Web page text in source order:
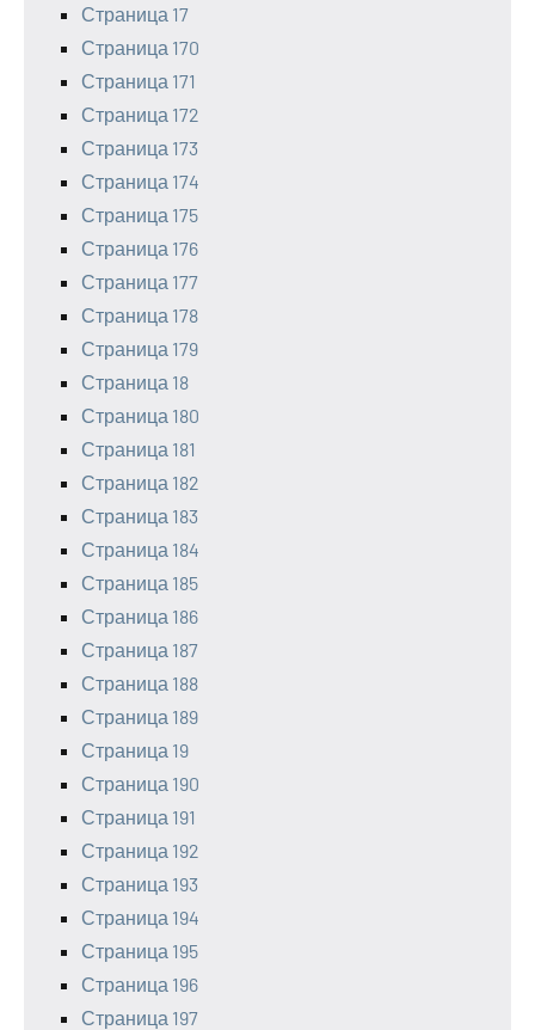
Страница 17
Страница 170
Страница 171
Страница 172
Страница 173
Страница 174
Страница 175
Страница 176
Страница 177
Страница 178
Страница 179
Страница 18
Страница 180
Страница 181
Страница 182
Страница 183
Страница 184
Страница 185
Страница 186
Страница 187
Страница 188
Страница 189
Страница 19
Страница 190
Страница 191
Страница 192
Страница 193
Страница 194
Страница 195
Страница 196
Страница 197